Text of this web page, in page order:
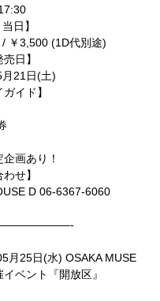
日】
/ ￥3,500 (1D代別途)
売日】
21日(土)
ガイド】
画あり！
わせ】
D 06-6367-6060
月25日(水) OSAKA MUSE
ベント『開放区』